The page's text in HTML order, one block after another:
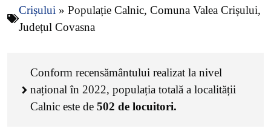
Crișului » Populație Calnic, Comuna Valea Crișului,
Județul Covasna
Conform recensământului realizat la nivel
național în 2022, populația totală a localității
Calnic este de 502 de locuitori.